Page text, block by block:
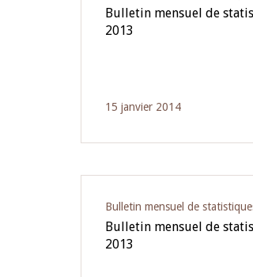
Bulletin mensuel de
2013
15 janvier 2014
Bulletin mensuel de
Bulletin mensuel de
2013